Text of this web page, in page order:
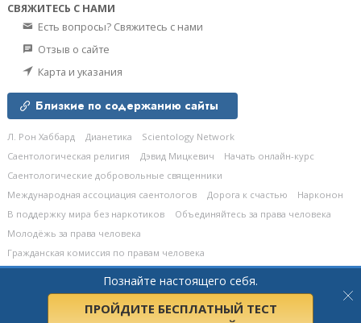
Познайте настоящего себя.
ПРОЙДИТЕ БЕСПЛАТНЫЙ ТЕСТ
СВЯЖИТЕСЬ С НАМИ
Есть вопросы? Свяжитесь с нами
Отзыв о сайте
Карта и указания
Близкие по содержанию сайты
Л. Рон Хаббард Дианетика
Scientology Network
Саентологическая религия
Дэвид Мицкевич
Начать онлайн-курс
Саентологические добровольные священники
Международная ассоциация саентологов
Дорога к счастью
Нарконон
В поддержку мира без наркотиков
Объединяйтесь за права человека
Молодёжь за права человека
Гражданская комиссия по правам человека
Church of Scientology Celebrity Centre International.
защищены.Политика конфиденциальности•Политика в отношении cookie-
Условия пользования сайтом•Правовые положения